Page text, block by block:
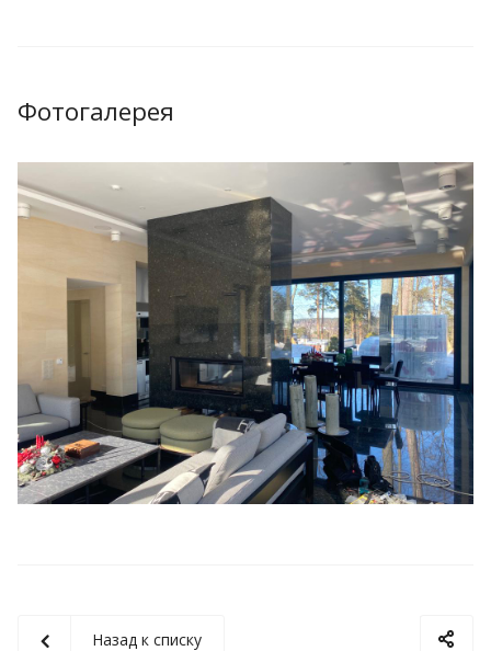
Фотогалерея
Назад к списку